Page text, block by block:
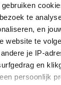
te
en
website te
je IP-
en
persoonlijk
bouwen en
SERVICES &